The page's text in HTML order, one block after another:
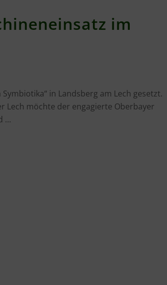
im
in Landsberg am Lech gesetzt.
Lech möchte der engagierte Oberbayer
…